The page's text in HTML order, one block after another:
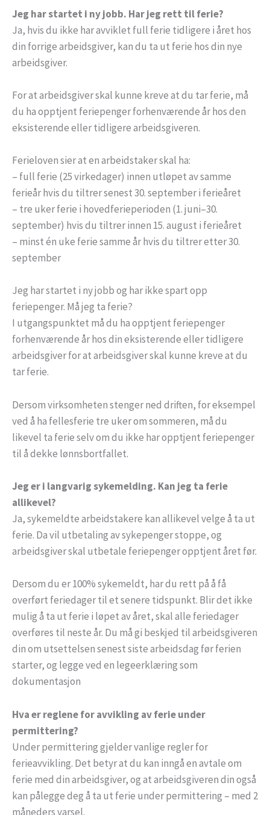
Jeg har startet i ny jobb. Har jeg rett til ferie?
Ja, hvis du ikke har avviklet full ferie tidligere i året hos
din forrige arbeidsgiver, kan du ta ut ferie hos din nye
arbeidsgiver.
For at arbeidsgiver skal kunne kreve at du tar ferie, må
du ha opptjent feriepenger forhenværende år hos den
eksisterende eller tidligere arbeidsgiveren.
Ferieloven sier at en arbeidstaker skal ha:
– full ferie (25 virkedager) innen utløpet av samme
ferieår hvis du tiltrer senest 30. september i ferieåret
– tre uker ferie i hovedferieperioden (1. juni–30.
september) hvis du tiltrer innen 15. august i ferieåret
– minst én uke ferie samme år hvis du tiltrer etter 30.
september
Jeg har startet i ny jobb og har ikke spart opp
feriepenger. Må jeg ta ferie?
I utgangspunktet må du ha opptjent feriepenger
forhenværende år hos din eksisterende eller tidligere
arbeidsgiver for at arbeidsgiver skal kunne kreve at du
tar ferie.
Dersom virksomheten stenger ned driften, for eksempel
ved å ha fellesferie tre uker om sommeren, må du
likevel ta ferie selv om du ikke har opptjent feriepenger
til å dekke lønnsbortfallet.
Jeg er i langvarig sykemelding. Kan jeg ta ferie
allikevel?
Ja, sykemeldte arbeidstakere kan allikevel velge å ta ut
ferie. Da vil utbetaling av sykepenger stoppe, og
arbeidsgiver skal utbetale feriepenger opptjent året før.
Dersom du er 100% sykemeldt, har du rett på å få
overført feriedager til et senere tidspunkt. Blir det ikke
mulig å ta ut ferie i løpet av året, skal alle feriedager
overføres til neste år. Du må gi beskjed til arbeidsgiveren
din om utsettelsen senest siste arbeidsdag før ferien
starter, og legge ved en legeerklæring som
dokumentasjon
Hva er reglene for avvikling av ferie under
permittering?
Under permittering gjelder vanlige regler for
ferieavvikling. Det betyr at du kan inngå en avtale om
ferie med din arbeidsgiver, og at arbeidsgiveren din også
kan pålegge deg å ta ut ferie under permittering – med 2
måneders varsel.